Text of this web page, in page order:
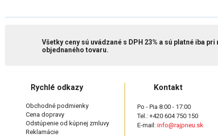
Všetky ceny sú uvádzané s DPH 23% a sú platné iba
objednaného tovaru.
Rychlé odkazy
Obchodné podmienky
Cena dopravy
Odstúpenie od kúpnej zmluvy
Reklamácie
Kontakt
Po - Pia 8:00 - 17:00
Tel.: +420 604 750 150
E-mail: info@rajpneu.sk